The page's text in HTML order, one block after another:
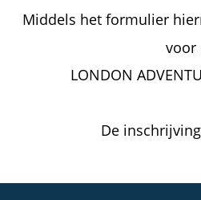
Middels het formulier
voor
LONDON
De